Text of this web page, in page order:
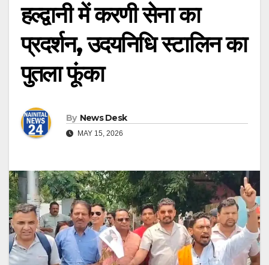
हल्द्वानी में करणी सेना का
प्रदर्शन, उदयनिधि स्टालिन का
पुतला फूंका
By News Desk
MAY 15, 2026